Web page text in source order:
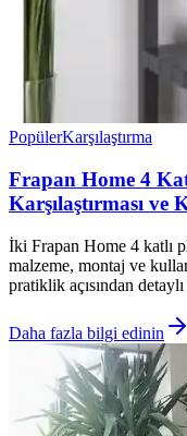
PopülerKarşılaştırma
Frapan Home 4
Karşılaştırması ve
İki Frapan Home 4 katlı
malzeme, montaj ve
pratiklik açısından
Daha fazla bilgi edinin